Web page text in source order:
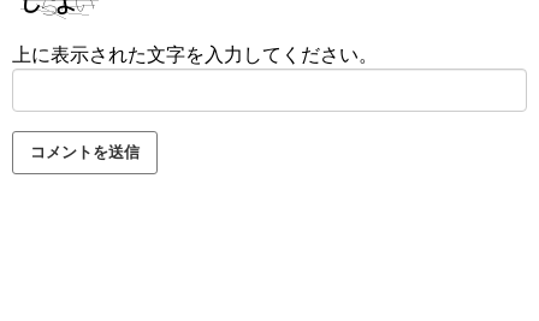
上に表示された文字を入力してください。